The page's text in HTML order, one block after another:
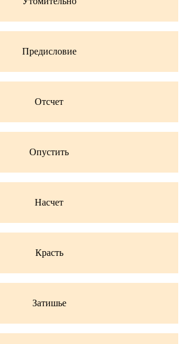
Предисловие
Отсчет
Опустить
Насчет
Красть
Затишье